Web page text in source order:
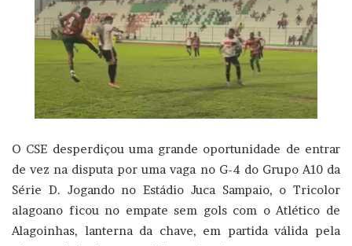
O CSE desperdiçou uma grande oportunidade de entrar
de vez na disputa por uma vaga no G-4 do Grupo A10 da
Série D. Jogando no Estádio Juca Sampaio, o Tricolor
alagoano ficou no empate sem gols com o Atlético de
Alagoinhas, lanterna da chave, em partida válida pela